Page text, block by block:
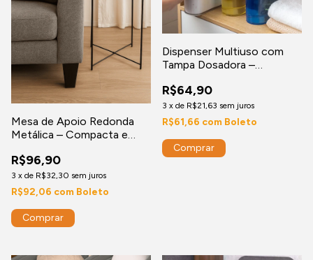
Mesa de Apoio Redonda
Metálica – Compacta e
Mesa Auxiliar, Decoração
moderna
R$96,90
3 x de R$32,30 sem juros
R$92,06 com Boleto
Dispenser Multiuso com
Tampa Dosadora –
e Produtos de Limpeza
R$64,90
3 x de R$21,63 sem juros
R$61,66 com Boleto
Comprar